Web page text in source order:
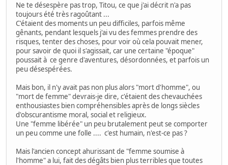
Ne te désespère pas trop, Titou, ce que j'ai décrit n'a pas
toujours été très ragoûtant ...
C'étaient des moments un peu difficiles, parfois même
gênants, pendant lesquels j'ai vu des femmes prendre des
risques, tenter des choses, pour voir où cela pouvait mener,
pour savoir de quoi il s'agissait, car une certaine "époque"
poussait à ce genre d'aventures, désordonnées, et parfois un
peu désespérées.
Mais bon, il n'y avait pas non plus alors "mort d'homme", ou
"mort de femme" devrais-je dire, c'étaient des chevauchées
enthousiastes bien compréhensibles après de longs siècles
d'obscurantisme moral, social et religieux.
Une "femme libérée" un peu brutalement peut se comporter
un peu comme une folle .... c'est humain, n'est-ce pas ?
Mais l'ancien concept ahurissant de "femme soumise à
l'homme" a lui, fait des dégâts bien plus terribles que toutes